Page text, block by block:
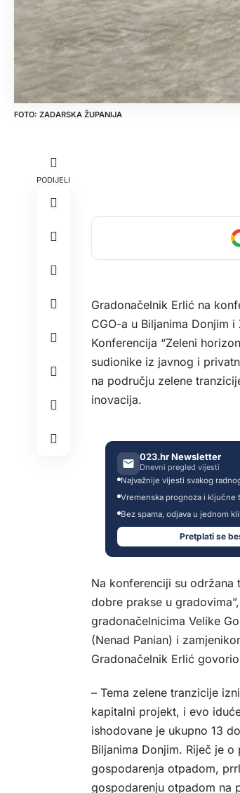
ZADARSKA ŽUPANIJA
PODIJELI
Gradonačelnik Erlić na
CGO-a u Biljanima Donjim i
Konferencija “Zeleni
sudionike iz javnog i
na području zelene
inovacija.
023.hr Newsletter
Dnevni pregled vijesti
Najvažnije vijesti svakog
Vremenska prognoza i ključne
Bez spama, odjava u jednom
Pretplati se
Na konferenciji su održana
dobre prakse u
gradonačelnicima Velike
(Nenad Panian) i
Gradonačelnik Erlić
– Tema zelene tranzicije
kapitalni projekt, i evo
ishodovane je ukupno 13
Biljanima Donjim. Riječ je
gospodarenja otpadom,
gospodarenju otpadom na